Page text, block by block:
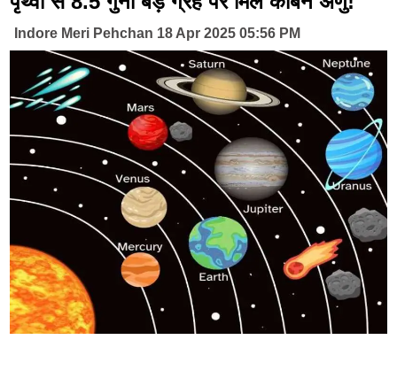
Indore Meri Pehchan 18 Apr 2025 05:56 PM